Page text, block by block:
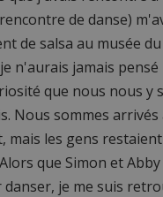
de danse)
de salsa au musée
n'aurais jamais
que nous nous y
Nous sommes arrivés
mais les gens
que Simon et
je me suis